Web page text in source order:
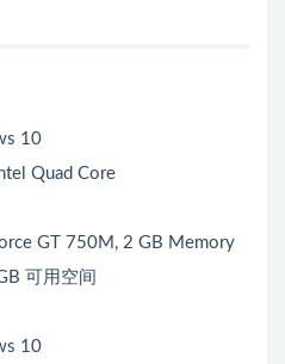
10
Quad Core
GT 750M, 2 GB Memory
可用空间
10